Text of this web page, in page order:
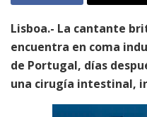
Lisboa.- La cantante
encuentra en coma
de Portugal, días
una cirugía intestinal,